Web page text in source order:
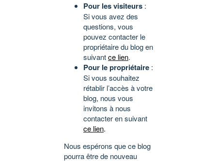
Pour les visiteurs :
Si vous avez des
questions, vous
pouvez contacter le
propriétaire du blog en
suivantce lien.
Pour le propriétaire :
Si vous souhaitez
rétablir l’accès à votre
blog, nous vous
invitons à nous
contacter en suivant
ce lien.
Nous espérons que ce blog
pourra être de nouveau